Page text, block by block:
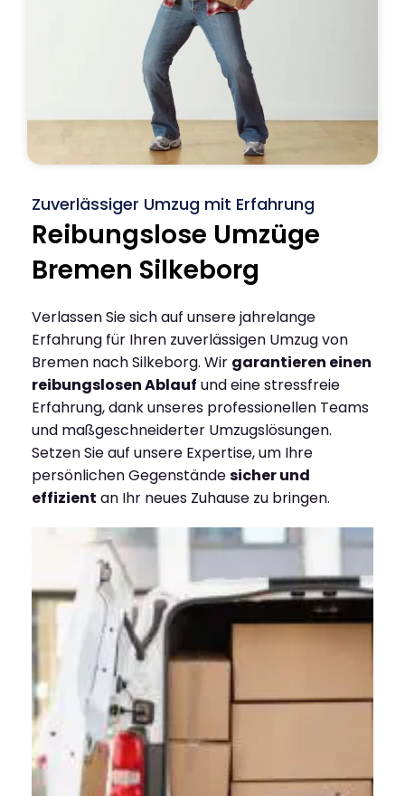
Zuverlässiger Umzug mit Erfahrung
Reibungslose Umzüge
Bremen Silkeborg
Verlassen Sie sich auf unsere jahrelange
Erfahrung für Ihren zuverlässigen Umzug von
Bremen nach Silkeborg. Wir garantieren einen
reibungslosen Ablauf und eine stressfreie
Erfahrung, dank unseres professionellen Teams
und maßgeschneiderter Umzugslösungen.
Setzen Sie auf unsere Expertise, um Ihre
persönlichen Gegenständesicher und
effizient an Ihr neues Zuhause zu bringen.